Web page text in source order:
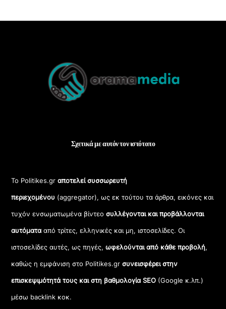
Top
Σχετικά με αυτόν τον ιστότοπο
Το Politikes.grαποτελεί συσσωρευτή
περιεχομένου (aggregator), ως εκ τούτου τα άρθρα, εικόνες και
τυχόν ενσωματωμένα βίντεοσυλλέγονται και προβάλλονται
αυτόματααπό τρίτες, ελληνικές και μη, ιστοσελίδες. Οι
ιστοσελίδες αυτές, ως πηγές,ωφελούνται από κάθε προβολή,
καθώς η εμφάνιση στο Politikes.gr συνεισφέρει στην
επισκεψιμότητά τους και στη βαθμολογία SEO (Google κ.λπ.)
μέσω backlink κοκ.